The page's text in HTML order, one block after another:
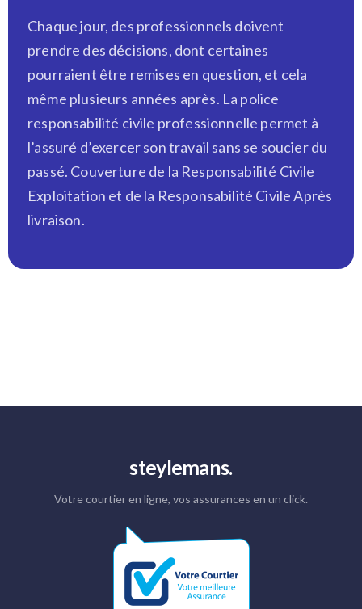
Chaque jour, des professionnels doivent
prendre des décisions, dont certaines
pourraient être remises en question, et cela
même plusieurs années après. La police
responsabilité civile professionnelle permet à
l’assuré d’exercer son travail sans se soucier du
passé. Couverture de la Responsabilité Civile
Exploitation et de la Responsabilité Civile Après
livraison.
steylemans.
Votre courtier en ligne, vos assurances en un click.